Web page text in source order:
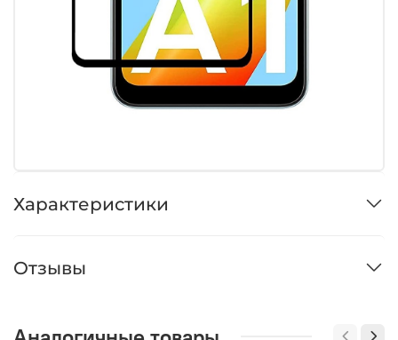
Характеристики
Отзывы